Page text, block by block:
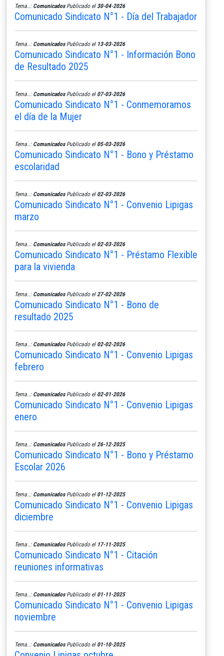
Tema..: ComunicadosPublicado el 30-04-2026
Comunicado Sindicato N°1 - Día del Trabajador
Tema..: ComunicadosPublicado el 13-03-2026
Comunicado Sindicato N°1 - Información Bono
de Resultado 2025
Tema..: ComunicadosPublicado el 07-03-2026
Comunicado Sindicato N°1 - Conmemoramos
el día de la Mujer
Tema..: ComunicadosPublicado el 05-03-2026
Comunicado Sindicato N°1 - Bono y Préstamo
escolaridad
Tema..: ComunicadosPublicado el 02-03-2026
Comunicado Sindicato N°1 - Convenio Lipigas
marzo
Tema..: ComunicadosPublicado el 02-03-2026
Comunicado Sindicato N°1 - Préstamo Flexible
para la vivienda
Tema..: ComunicadosPublicado el 27-02-2026
Comunicado Sindicato N°1 - Bono de
resultado 2025
Tema..: ComunicadosPublicado el 02-02-2026
Comunicado Sindicato N°1 - Convenio Lipigas
febrero
Tema..: ComunicadosPublicado el 02-01-2026
Comunicado Sindicato N°1 - Convenio Lipigas
enero
Tema..: ComunicadosPublicado el 26-12-2025
Comunicado Sindicato N°1 - Bono y Préstamo
Escolar 2026
Tema..: ComunicadosPublicado el 01-12-2025
Comunicado Sindicato N°1 - Convenio Lipigas
diciembre
Tema..: ComunicadosPublicado el 17-11-2025
Comunicado Sindicato N°1 - Citación
reuniones informativas
Tema..: ComunicadosPublicado el 01-11-2025
Comunicado Sindicato N°1 - Convenio Lipigas
noviembre
Tema..: ComunicadosPublicado el 01-10-2025